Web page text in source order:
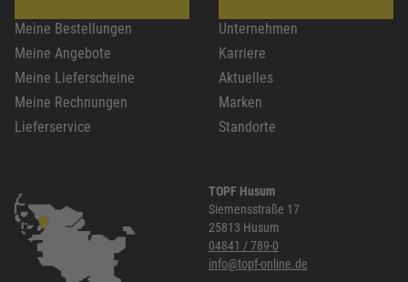
Meine Bestellungen
Meine Angebote
Meine Lieferscheine
Meine Rechnungen
Lieferservice
Unternehmen
Karriere
Aktuelles
Marken
Standorte
TOPF Husum
Siemensstraße 17
25813 Husum
04841 / 789-0
info@topf-online.de